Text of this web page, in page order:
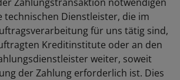
technischen Dienstleister, die im
für uns tätig sind,
Kreditinstitute oder an den
weiter, soweit
der Zahlung erforderlich ist. Dies